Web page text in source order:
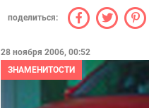
поделиться:
28 ноября 2006, 00:52
ЗНАМЕНИТОСТИ